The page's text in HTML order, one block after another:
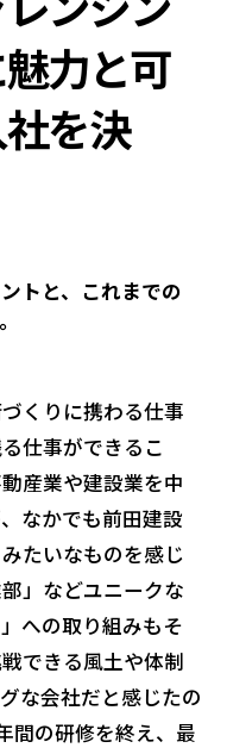
魅力と可
を決
トと、これまでの
くりに携わる仕事
仕事ができるこ
産業や建設業を中
なかでも前田建設
たいなものを感じ
」などユニークな
への取り組みもそ
できる風土や体制
な会社だと感じたの
間の研修を終え、最